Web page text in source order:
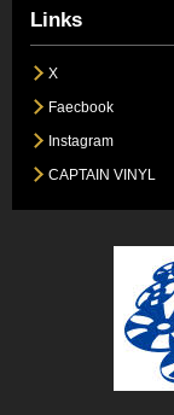
Links
X
Faecbook
Instagram
CAPTAIN VINYL